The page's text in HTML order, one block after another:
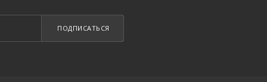
ПОДПИСАТЬСЯ